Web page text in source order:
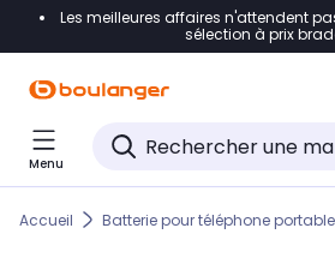
Accéder directement à la
Accéder directement au pied de
Accéder directement au chatbot
Les meilleures affaires n'attendent
sélection à prix
Menu
Accueil Batterie pour téléphone portable